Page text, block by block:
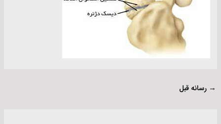
→ رسانه قبل